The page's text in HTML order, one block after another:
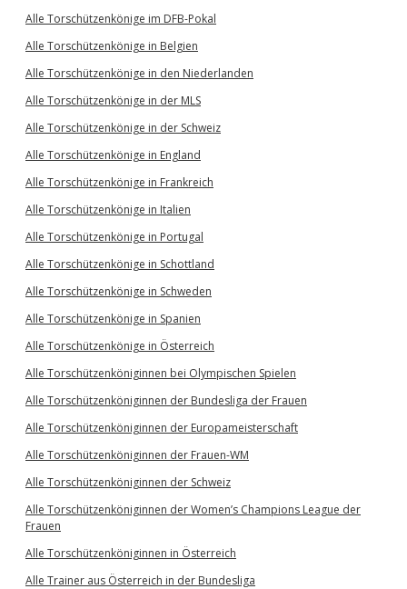
Alle Torschützenkönige im DFB-Pokal
Alle Torschützenkönige in Belgien
Alle Torschützenkönige in den Niederlanden
Alle Torschützenkönige in der MLS
Alle Torschützenkönige in der Schweiz
Alle Torschützenkönige in England
Alle Torschützenkönige in Frankreich
Alle Torschützenkönige in Italien
Alle Torschützenkönige in Portugal
Alle Torschützenkönige in Schottland
Alle Torschützenkönige in Schweden
Alle Torschützenkönige in Spanien
Alle Torschützenkönige in Österreich
Alle Torschützenköniginnen bei Olympischen Spielen
Alle Torschützenköniginnen der Bundesliga der Frauen
Alle Torschützenköniginnen der Europameisterschaft
Alle Torschützenköniginnen der Frauen-WM
Alle Torschützenköniginnen der Schweiz
Alle Torschützenköniginnen der Women’s Champions League der
Frauen
Alle Torschützenköniginnen in Österreich
Alle Trainer aus Österreich in der Bundesliga